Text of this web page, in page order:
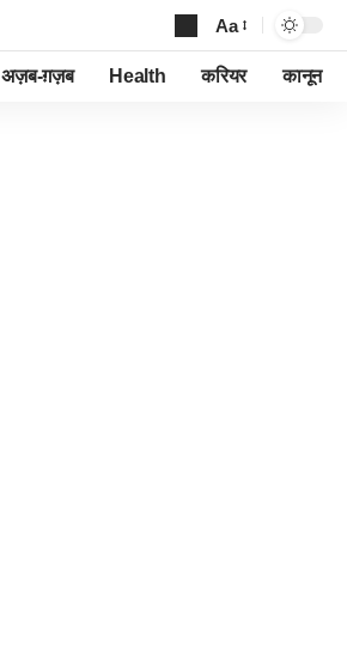
Font
Resizer
Aa
अज़ब-ग़ज़ब Health करियर कानून